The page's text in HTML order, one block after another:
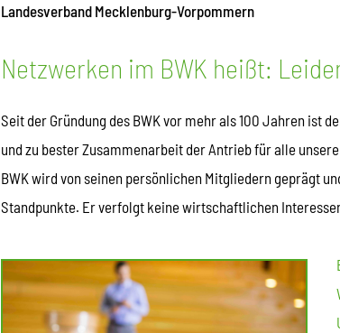
Landesverband Mecklenburg-Vorpommern
Netzwerken im BWK heißt:
Seit der Gründung des BWK vor mehr als 100 Jahren ist
und zu bester Zusammenarbeit der Antrieb für alle
BWK wird von seinen persönlichen Mitgliedern geprägt
Standpunkte. Er verfolgt keine wirtschaftlichen